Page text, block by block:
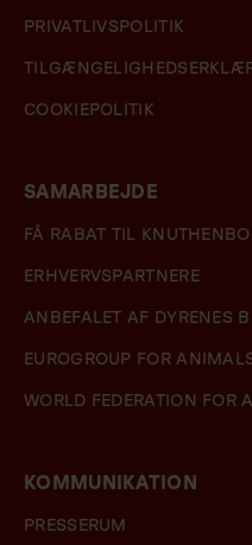
PRIVATLIVSPOLITIK
COOKIEPOLITIK
SAMARBEJDE
FÅ RABAT TIL
ERHVERVSPARTNERE
ANBEFALET AF DYRENES
EUROGROUP FOR
WORLD FEDERATION FOR
KOMMUNIKATION
PRESSERUM